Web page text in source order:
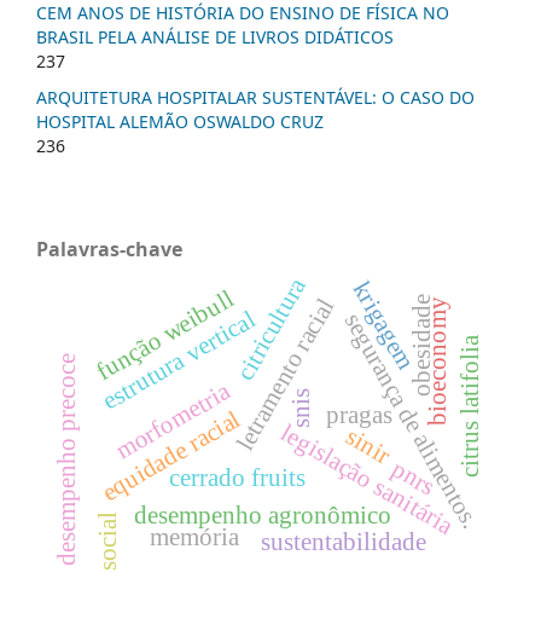
CEM ANOS DE HISTÓRIA DO ENSINO DE FÍSICA NO
BRASIL PELA ANÁLISE DE LIVROS DIDÁTICOS
237
ARQUITETURA HOSPITALAR SUSTENTÁVEL: O CASO DO
HOSPITAL ALEMÃO OSWALDO CRUZ
236
Palavras-chave
equidade racial
letramento racialsegurança de alimentos.
legislação sanitária
citrus latifolia
citricultura
desempenho precoce desempenho agronômico
pragas
morfometria
estrutura vertical
função weibull obesidade
krigagembioeconomy
cerrado fruits pnrs
snis
sinir
memória sustentabilidade
social